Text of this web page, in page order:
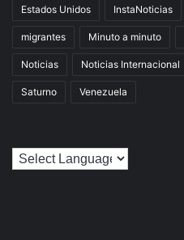
Estados Unidos InstaNoticias
migrantes Minuto a minuto
Noticias Noticias Internacional
Saturno Venezuela